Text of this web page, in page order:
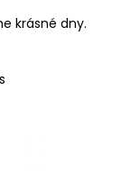
krásné dny.